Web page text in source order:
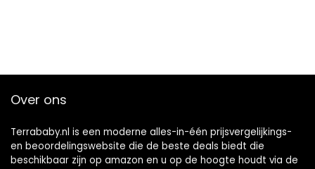
Over ons
Terrababy.nl is een moderne alles-in-één prijsvergelijkings-
en beoordelingswebsite die de beste deals biedt die
beschikbaar zijn op amazon en u op de hoogte houdt via de